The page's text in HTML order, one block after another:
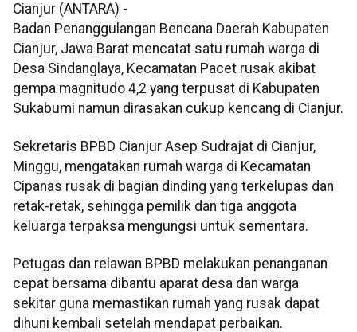
Cianjur (ANTARA) -
Badan Penanggulangan Bencana Daerah Kabupaten
Cianjur, Jawa Barat mencatat satu rumah warga di
Desa Sindanglaya, Kecamatan Pacet rusak akibat
gempa magnitudo 4,2 yang terpusat di Kabupaten
Sukabumi namun dirasakan cukup kencang di Cianjur.
Sekretaris BPBD Cianjur Asep Sudrajat di Cianjur,
Minggu, mengatakan rumah warga di Kecamatan
Cipanas rusak di bagian dinding yang terkelupas dan
retak-retak, sehingga pemilik dan tiga anggota
keluarga terpaksa mengungsi untuk sementara.
Petugas dan relawan BPBD melakukan penanganan
cepat bersama dibantu aparat desa dan warga
sekitar guna memastikan rumah yang rusak dapat
dihuni kembali setelah mendapat perbaikan.